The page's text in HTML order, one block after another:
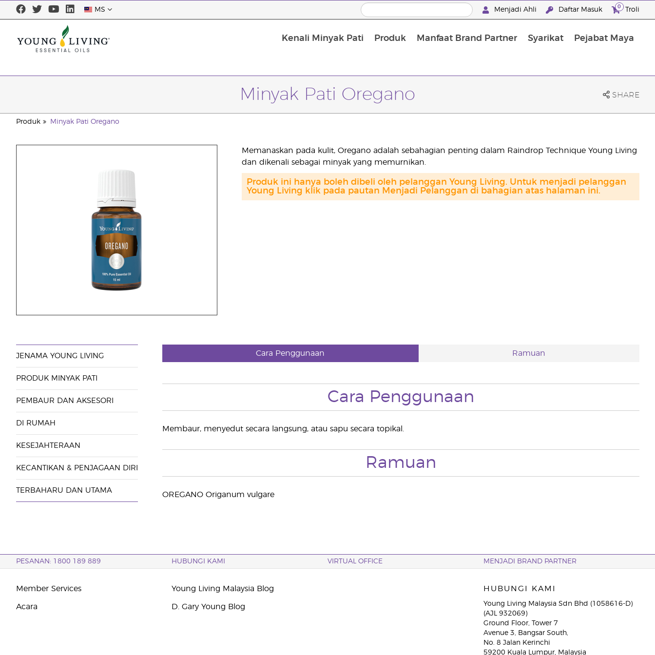
MS Menjadi Ahli Daftar Masuk 0 Troli
Kenali Minyak Pati Produk Manfaat Brand Partner Syarikat Pejabat Maya
Minyak Pati Oregano SHARE
Produk Minyak Pati Oregano
Memanaskan pada kulit, Oregano adalah sebahagian penting dalam Raindrop Technique Young Living
dan dikenali sebagai minyak yang memurnikan.
Produk ini hanya boleh dibeli oleh pelanggan Young Living. Untuk menjadi pelanggan
Young Living klik pada pautan Menjadi Pelanggan di bahagian atas halaman ini.
JENAMA YOUNG LIVING
PRODUK MINYAK PATI
PEMBAUR DAN AKSESORI
DI RUMAH
KESEJAHTERAAN
KECANTIKAN & PENJAGAAN DIRI
TERBAHARU DAN UTAMA
Cara Penggunaan Ramuan
Cara Penggunaan
Membaur, menyedut secara langsung, atau sapu secara topikal.
Ramuan
OREGANO Origanum vulgare
PESANAN: 1800 189 889 HUBUNGI KAMI VIRTUAL OFFICE MENJADI BRAND PARTNER
Member Services
Acara
Young Living Malaysia Blog
D. Gary Young Blog
HUBUNGI KAMI
Young Living Malaysia Sdn Bhd (1058616-D)
(AJL 932069)
Ground Floor, Tower 7
Avenue 3, Bangsar South,
No. 8 Jalan Kerinchi
59200 Kuala Lumpur, Malaysia